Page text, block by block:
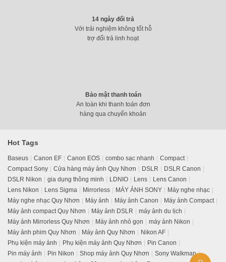
14 ngày đổi trả
Với trải nghiệm không tốt hỗ
trợ đổi trả linh hoạt
Bảo mật thanh toán
An toàn khi thanh toán đơn
hàng qua chuyển khoản
Hot Tags
Baseus Canon EF Canon EOS combo sạc nhanh
Compact
Compact Sony
Cửa hàng máy ảnh Quy Nhơn DSLR
DSLR Canon
DSLR Nikon
gia dụng thông minh LDNIO Lens
Lens Canon
Lens Nikon
Lens Sigma Mirrorless MÁY ẢNH SONY
Máy nghe nhạc
Máy nghe nhạc Quy Nhơn
Máy ảnh Máy ảnh Canon
Máy ảnh Compact
Máy ảnh compact Quy Nhơn
Máy ảnh DSLR
máy ảnh du lịch
Máy ảnh Mirrorless Quy Nhơn
Máy ảnh nhỏ gọn
máy ảnh Nikon
Máy ảnh phim Quy Nhơn
Máy ảnh Quy Nhơn
Nikon AF
Phụ kiện máy ảnh
Phụ kiện máy ảnh Quy Nhơn
Pin Canon
Pin máy ảnh
Pin Nikon Shop máy ảnh Quy Nhơn
Sony Walkman